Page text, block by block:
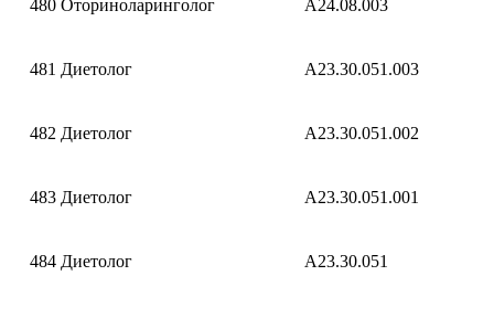
480 Оториноларинголог A24.08.003
481 Диетолог A23.30.051.003
482 Диетолог A23.30.051.002
483 Диетолог A23.30.051.001
484 Диетолог A23.30.051